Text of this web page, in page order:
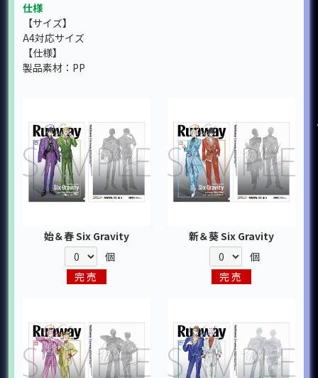
仕様
【サイズ】
A4対応サイズ
【仕様】
製品素材：PP
始＆春 Six Gravity
個
完売
新＆葵 Six Gravity
個
完売